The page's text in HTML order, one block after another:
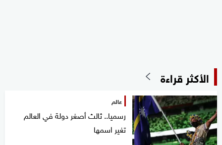
الأكثر قراءة
عالم
رسميا.. ثالث أصغر دولة في العالم
تغير اسمها